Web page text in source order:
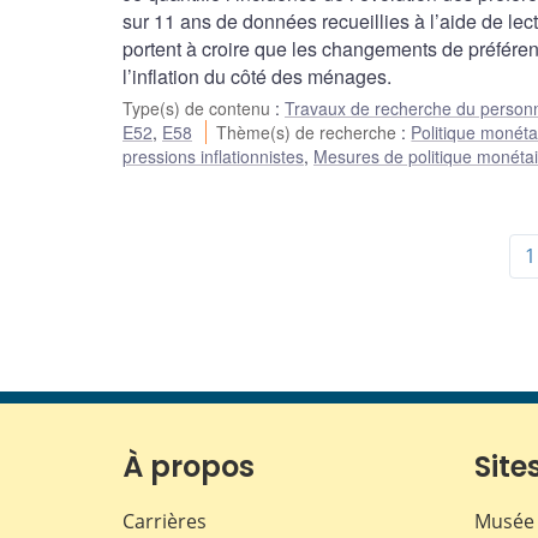
sur 11 ans de données recueillies à l’aide de
portent à croire que les changements de
l’inflation du côté des ménages.
Type(s) de contenu : Travaux de recherche du
E52, E58 Thème(s) de recherche : Politique
pressions inflationnistes, Mesures de politique
1
À propos
Carrières